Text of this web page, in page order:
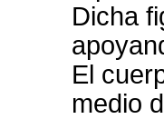
Dicha
El
medio